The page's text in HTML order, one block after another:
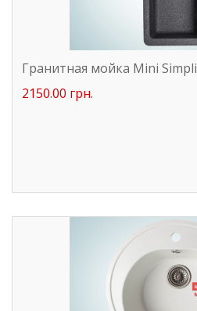
Гранитная мойка Mini Simpli
2150.00 грн.